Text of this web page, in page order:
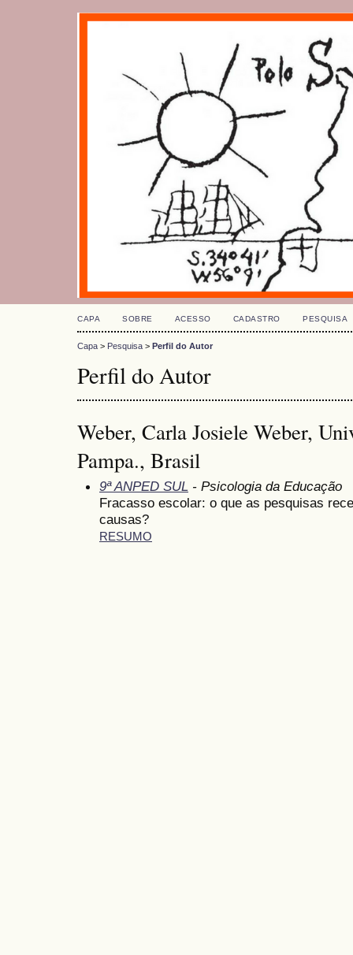
CAPA SOBRE ACESSO CADASTRO PESQUISA
Capa > Pesquisa > Perfil do Autor
Perfil do Autor
Weber, Carla Josiele Weber,
Pampa., Brasil
9ª ANPED SUL - Psicologia da Educação
Fracasso escolar: o que as pesquisas
causas?
RESUMO